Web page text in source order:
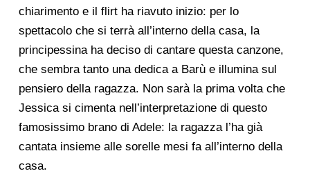
chiarimento e il flirt ha riavuto inizio: per lo
spettacolo che si terrà all’interno della casa, la
principessina ha deciso di cantare questa canzone,
che sembra tanto una dedica a Barù e illumina sul
pensiero della ragazza. Non sarà la prima volta che
Jessica si cimenta nell’interpretazione di questo
famosissimo brano di Adele: la ragazza l’ha già
cantata insieme alle sorelle mesi fa all’interno della
casa.